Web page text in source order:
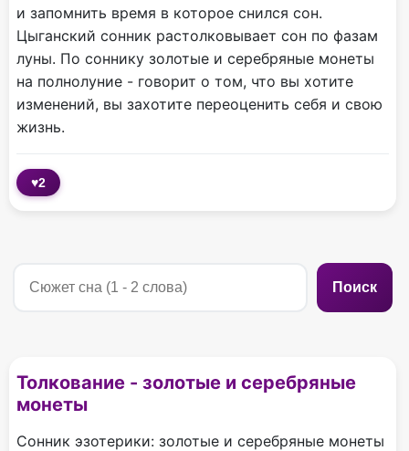
и запомнить время в которое снился сон.
Цыганский сонник растолковывает сон по фазам
луны. По соннику золотые и серебряные монеты
на полнолуние - говорит о том, что вы хотите
изменений, вы захотите переоценить себя и свою
жизнь.
♥2
Поиск
Толкование - золотые и серебряные
монеты
Сонник эзотерики: золотые и серебряные монеты